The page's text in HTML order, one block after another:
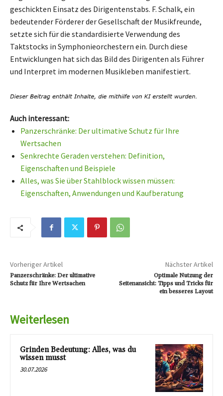
geschickten Einsatz des Dirigentenstabs. F. Schalk, ein
bedeutender Förderer der Gesellschaft der Musikfreunde,
setzte sich für die standardisierte Verwendung des
Taktstocks in Symphonieorchestern ein. Durch diese
Entwicklungen hat sich das Bild des Dirigenten als Führer
und Interpret im modernen Musikleben manifestiert.
Auch interessant:
Panzerschränke: Der ultimative Schutz für Ihre
Wertsachen
Senkrechte Geraden verstehen: Definition,
Eigenschaften und Beispiele
Alles, was Sie über Stahlblock wissen müssen:
Eigenschaften, Anwendungen und Kaufberatung
Vorheriger Artikel
Panzerschränke: Der ultimative
Schutz für Ihre Wertsachen
Nächster Artikel
Optimale Nutzung der
Seitenansicht: Tipps und Tricks für
ein besseres Layout
Weiterlesen
Grinden Bedeutung: Alles, was du
wissen musst
30.07.2026